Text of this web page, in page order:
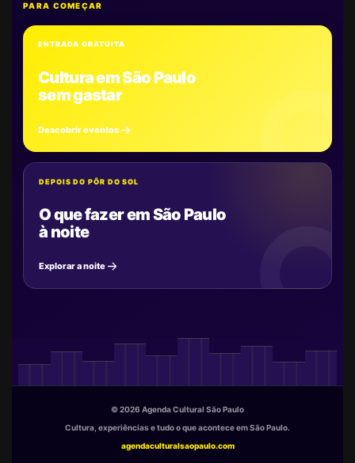
PARA COMEÇAR
ENTRADA GRATUITA
Cultura em São Paulo
sem gastar
Descobrir eventos
DEPOIS DO PÔR DO SOL
O que fazer em São Paulo
à noite
Explorar a noite
© 2026 Agenda Cultural São Paulo
Cultura, experiências e tudo o que acontece em São Paulo.
agendaculturalsaopaulo.com